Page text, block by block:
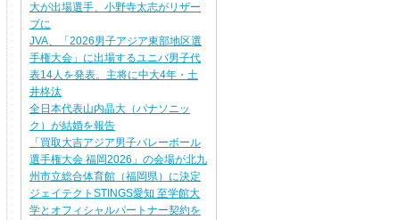
大が出場選手、小野寺太志がリザー
ブに
JVA、「2026男子アジア東部地区選
手権大会」に出場するユニバ男子代
表14人を発表。主将に中大4年・土
井柊汰
全日本代表山内晶大（パナソニッ
ク）が結婚を報告
「買取大吉アジア男子バレーボール
選手権大会 福岡2026」の会場が北九
州市立総合体育館（福岡県）に決定
ジェイテクトSTINGS愛知 至学館大
学とオフィシャルパートナー契約を